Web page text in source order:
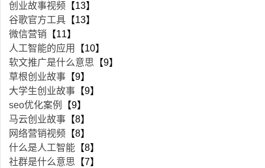
创业故事视频 【13】
谷歌官方工具 【13】
微信营销 【11】
人工智能的应用
【10】
软文推广是什么意思 【9】
草根创业故事 【9】
大学生创业故事 【9】
seo优化案例
【9】
马云创业故事 【8】
网络营销视频 【8】
什么是人工智能 【8】
社群是什么意思 【7】